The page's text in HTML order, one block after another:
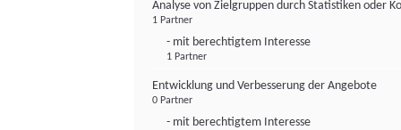
Analyse von Zielgruppen durch Statistiken oder
1 Partner
- mit berechtigtem Interesse
1 Partner
Entwicklung und Verbesserung der Angebote
0 Partner
- mit berechtigtem Interesse